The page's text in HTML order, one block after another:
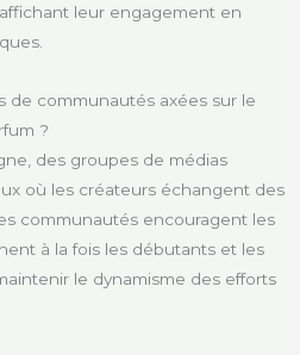
leur engagement en
de communautés axées sur le
?
des groupes de médias
où les créateurs échangent des
communautés encouragent les
à la fois les débutants et les
le dynamisme des efforts